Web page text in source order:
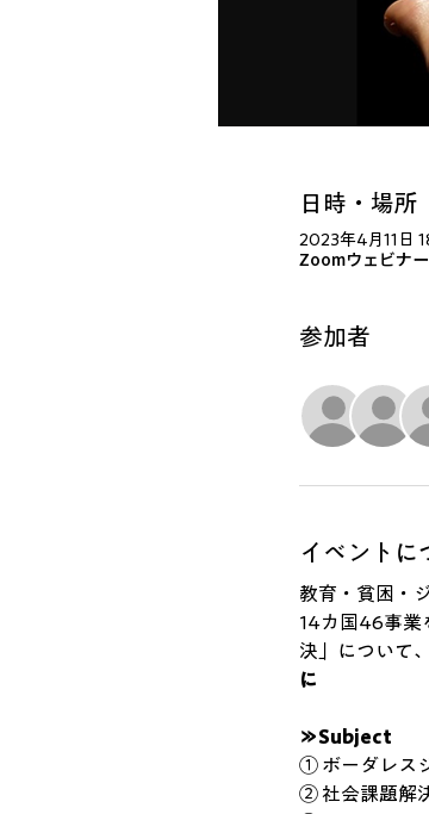
日時・場所
2023年4月11日
Zoomウェビナ
参加者
イベントに
教育・貧困・
14カ国46事業
決」について
に
≫Subject
① ボーダレス
② 社会課題解